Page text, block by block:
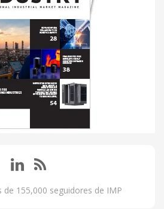
de 155,000 seguidores de IMP